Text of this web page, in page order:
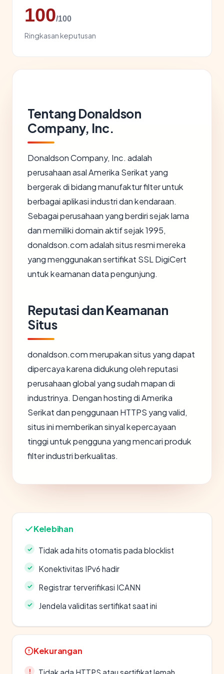
100/100
Ringkasan keputusan
Tentang Donaldson
Company, Inc.
Donaldson Company, Inc. adalah
perusahaan asal Amerika Serikat yang
bergerak di bidang manufaktur filter untuk
berbagai aplikasi industri dan kendaraan.
Sebagai perusahaan yang berdiri sejak lama
dan memiliki domain aktif sejak 1995,
donaldson.com adalah situs resmi mereka
yang menggunakan sertifikat SSL DigiCert
untuk keamanan data pengunjung.
Reputasi dan Keamanan
Situs
donaldson.com merupakan situs yang dapat
dipercaya karena didukung oleh reputasi
perusahaan global yang sudah mapan di
industrinya. Dengan hosting di Amerika
Serikat dan penggunaan HTTPS yang valid,
situs ini memberikan sinyal kepercayaan
tinggi untuk pengguna yang mencari produk
filter industri berkualitas.
Kelebihan
Tidak ada hits otomatis pada blocklist
Konektivitas IPv6 hadir
Registrar terverifikasi ICANN
Jendela validitas sertifikat saat ini
Kekurangan